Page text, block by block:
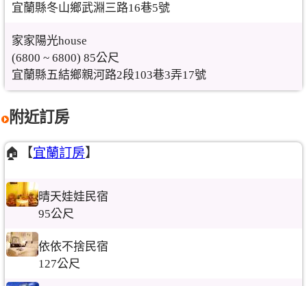
宜蘭縣冬山鄉武淵三路16巷5號
家家陽光house
(6800 ~ 6800) 85公尺
宜蘭縣五結鄉親河路2段103巷3弄17號
附近訂房
🏠【宜蘭訂房】
晴天娃娃民宿
95公尺
依依不捨民宿
127公尺